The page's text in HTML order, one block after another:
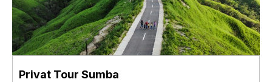
Privat Tour Sumba